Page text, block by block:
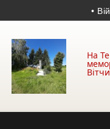
• Війна
На